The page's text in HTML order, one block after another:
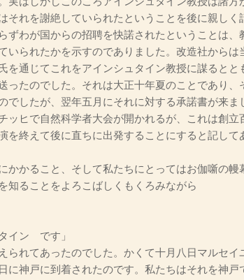
それを謝絶していられたということを後に親しく
ずわが国からの招聘を快諾されたということは、
いられたかを示すのでありました。改造社からは
を通じてこれをアインシュタイン教授に謀るとと
ったのでした。それは大正十年夏のことであり、
でしたが、翌年五月にそれに対する承諾書が来ま
ッヒで自然科学者大会が開かれるが、これは創立
を終えて後に直ちに出発することにすると記して
かかること、そして私たちにとってはお伽噺の幔
知ることをよろこばしくもくろみながら
イン です」
られてあったのでした。かくて十月八日マルセイ
に神戸に到着されたのです。私たちはそれを神戸